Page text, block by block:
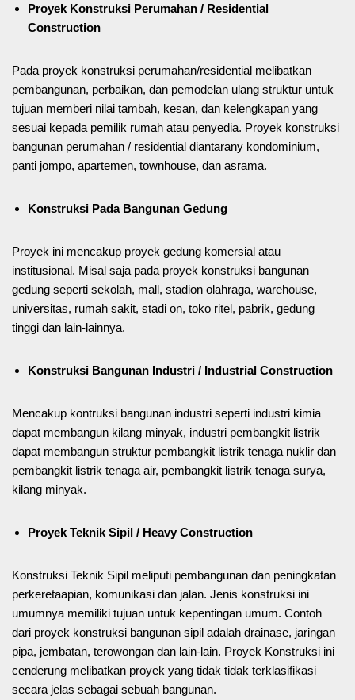
Proyek Konstruksi Perumahan / Residential
Construction
Pada proyek konstruksi perumahan/residential melibatkan
pembangunan, perbaikan, dan pemodelan ulang struktur untuk
tujuan memberi nilai tambah, kesan, dan kelengkapan yang
sesuai kepada pemilik rumah atau penyedia. Proyek konstruksi
bangunan perumahan / residential diantarany kondominium,
panti jompo, apartemen, townhouse, dan asrama.
Konstruksi Pada Bangunan Gedung
Proyek ini mencakup proyek gedung komersial atau
institusional. Misal saja pada proyek konstruksi bangunan
gedung seperti sekolah, mall, stadion olahraga, warehouse,
universitas, rumah sakit, stadi on, toko ritel, pabrik, gedung
tinggi dan lain-lainnya.
Konstruksi Bangunan Industri / Industrial Construction
Mencakup kontruksi bangunan industri seperti industri kimia
dapat membangun kilang minyak, industri pembangkit listrik
dapat membangun struktur pembangkit listrik tenaga nuklir dan
pembangkit listrik tenaga air, pembangkit listrik tenaga surya,
kilang minyak.
Proyek Teknik Sipil / Heavy Construction
Konstruksi Teknik Sipil meliputi pembangunan dan peningkatan
perkeretaapian, komunikasi dan jalan. Jenis konstruksi ini
umumnya memiliki tujuan untuk kepentingan umum. Contoh
dari proyek konstruksi bangunan sipil adalah drainase, jaringan
pipa, jembatan, terowongan dan lain-lain. Proyek Konstruksi ini
cenderung melibatkan proyek yang tidak tidak terklasifikasi
secara jelas sebagai sebuah bangunan.